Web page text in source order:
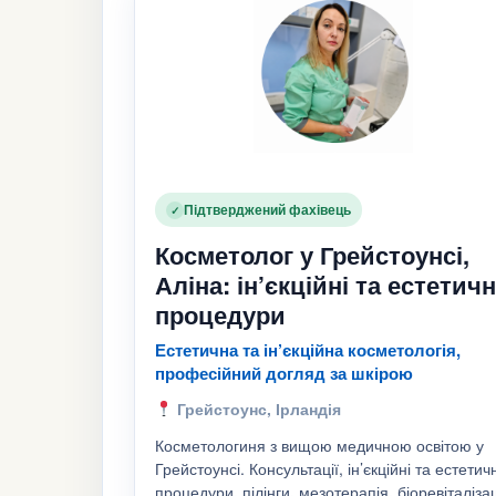
✓ Підтверджений фахівець
Косметолог у Грейстоунсі,
Аліна: ін’єкційні та
процедури
Естетична та ін’єкційна косметологія,
професійний догляд за шкірою
Грейстоунс, Ірландія
Косметологиня з вищою медичною освітою у
Грейстоунсі. Консультації, ін’єкційні та
процедури, пілінги, мезотерапія,